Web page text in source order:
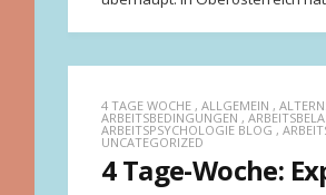
4 TAGE WOCHE , ALLGEMEIN ,
ARBEITSBEDINGUNGEN ,
ARBEITSPSYCHOLOGIE BLOG ,
UNCATEGORIZED
4 Tage-Woche: